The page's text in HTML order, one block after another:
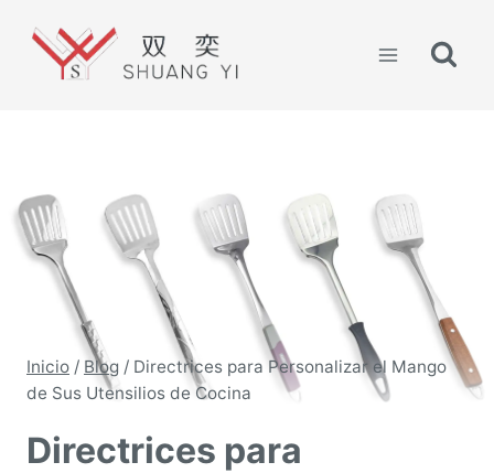
contenido
Inicio / Blog / Directrices para Personalizar el Mango
de Sus Utensilios de Cocina
Directrices para